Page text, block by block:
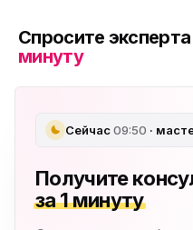
Спросите
минуту
Сейчас09:50 ·
Получите
за 1 минуту